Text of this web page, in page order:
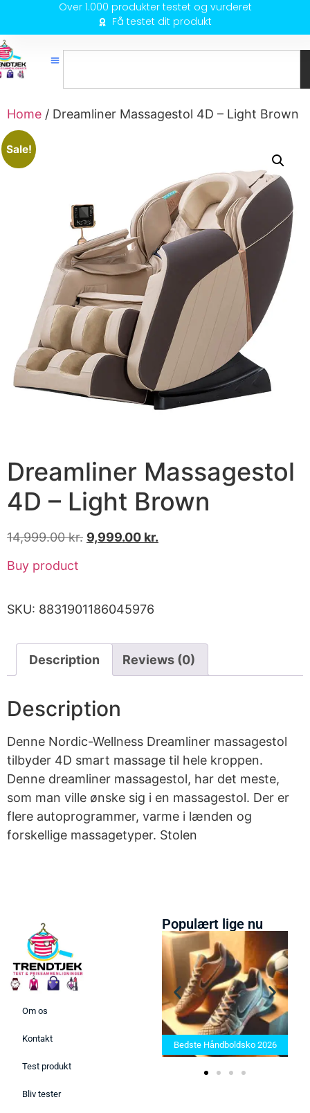
Over 1.000 produkter testet og vurderet
Få testet dit produkt
Home / Dreamliner Massagestol 4D – Light Brown
Sale!
Dreamliner Massagestol
4D – Light Brown
14,999.00kr. 9,999.00 kr.
Buy product
SKU: 8831901186045976
Description Reviews (0)
Description
Denne Nordic-Wellness Dreamliner massagestol
tilbyder 4D smart massage til hele kroppen.
Denne dreamliner massagestol, har det meste,
som man ville ønske sig i en massagestol. Der er
flere autoprogrammer, varme i lænden og
forskellige massagetyper. Stolen
Om os
Kontakt
Test produkt
Bliv tester
Populært lige nu
Bedste Saunatæppe 2025 –
Find de bedste produkter her!
Bedste Håndboldsko 2026